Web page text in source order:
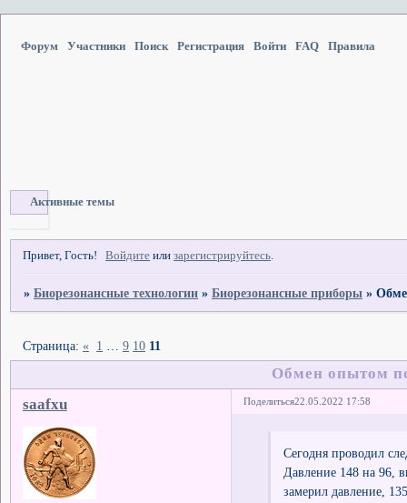
Форум Участники Поиск Регистрация Войти FAQ Правила
Активные темы
Привет, Гость! Войдите илизарегистрируйтесь.
»Биорезонансные технологии »Биорезонансные приборы »
Обмен опытом
Страница: « 1 … 9 10 11
Поделиться22.05.2022 17:58
saafxu
Сегодня проводил
Давление 148 на 96,
замерил давление,